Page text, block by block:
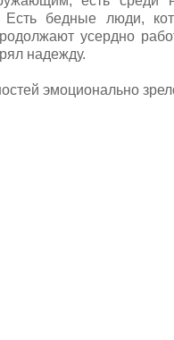
Есть бедные люди,
усердно
надежду.
эмоционально